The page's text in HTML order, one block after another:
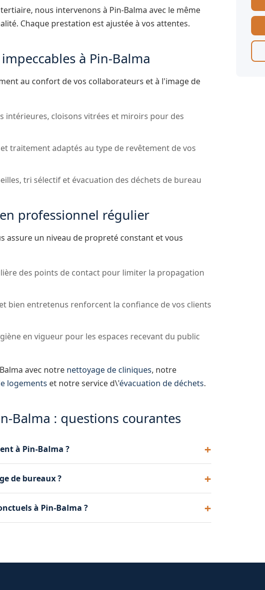
nous intervenons à Pin-Balma avec le même
Chaque prestation est ajustée à vos attentes.
à Pin-Balma
au confort de vos collaborateurs et à l'image de
intérieures, cloisons vitrées et miroirs pour des
traitement adaptés au type de revêtement de vos
tri sélectif et évacuation des déchets de bureau
professionnel régulier
assure un niveau de propreté constant et vous
des points de contact pour limiter la propagation
bien entretenus renforcent la confiance de vos clients
en vigueur pour les espaces recevant du public
avec notre nettoyage de cliniques, notre
logements et notre service d\'évacuation de déchets.
Balma : questions courantes
à Pin-Balma ?
vous engager.
de bureaux ?
de vos locaux à Pin-Balma.
à Pin-Balma ?